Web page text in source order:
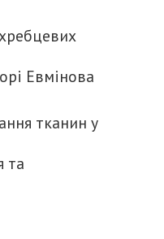
Евмінова
тканин у
та